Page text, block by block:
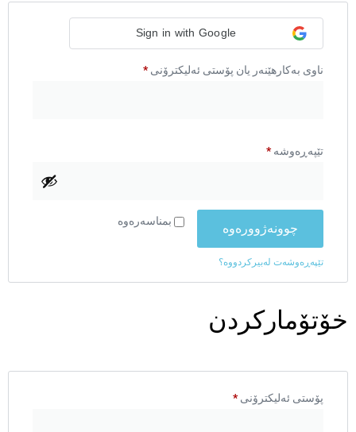
Sign in with Google
ناوی بەکارهێنەر یان پۆستی ئەلیکترۆنی*
تێپەڕەوشە*
بمناسەرەوە چوونەژوورەوە
تێپەڕەوشەت لەبیرکردووە؟
خۆتۆمارکردن
پۆستی ئەلیکترۆنی*